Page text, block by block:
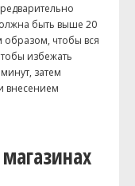
быть выше 20
образом, чтобы вся
избежать
затем
внесением